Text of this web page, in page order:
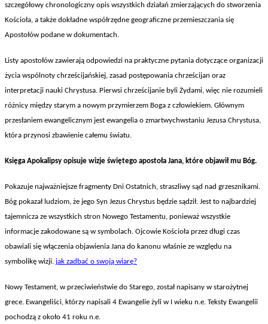
szczegółowy chronologiczny opis wszystkich działań zmierzających do stworzenia
Kościoła, a także dokładne współrzędne geograficzne przemieszczania się
Apostołów podane w dokumentach.
Listy apostołów zawierają odpowiedzi na praktyczne pytania dotyczące organizacji
życia wspólnoty chrześcijańskiej, zasad postępowania chrześcijan oraz
interpretacji nauki Chrystusa. Pierwsi chrześcijanie byli Żydami, więc nie rozumieli
różnicy między starym a nowym przymierzem Boga z człowiekiem. Głównym
przesłaniem ewangelicznym jest ewangelia o zmartwychwstaniu Jezusa Chrystusa,
która przynosi zbawienie całemu światu.
Księga Apokalipsy opisuje wizje świętego apostoła Jana, które objawił mu Bóg.
Pokazuje najważniejsze fragmenty Dni Ostatnich, straszliwy sąd nad grzesznikami.
Bóg pokazał ludziom, że jego Syn Jezus Chrystus będzie sądził. Jest to najbardziej
tajemnicza ze wszystkich stron Nowego Testamentu, ponieważ wszystkie
informacje zakodowane są w symbolach. Ojcowie Kościoła przez długi czas
obawiali się włączenia objawienia Jana do kanonu właśnie ze względu na
symbolikę wizji. jak zadbać o swoją wiarę?
Nowy Testament, w przeciwieństwie do Starego, został napisany w starożytnej
grece. Ewangeliści, którzy napisali 4 Ewangelie żyli w I wieku n.e. Teksty Ewangelii
pochodzą z około 41 roku n.e.